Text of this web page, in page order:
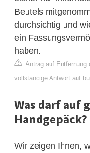
Beutels
durchsichtig und
ein
haben.
Antrag auf Entfernung
vollständige Antwort auf
Was darf auf
Handgepäck?
Wir zeigen Ihnen,